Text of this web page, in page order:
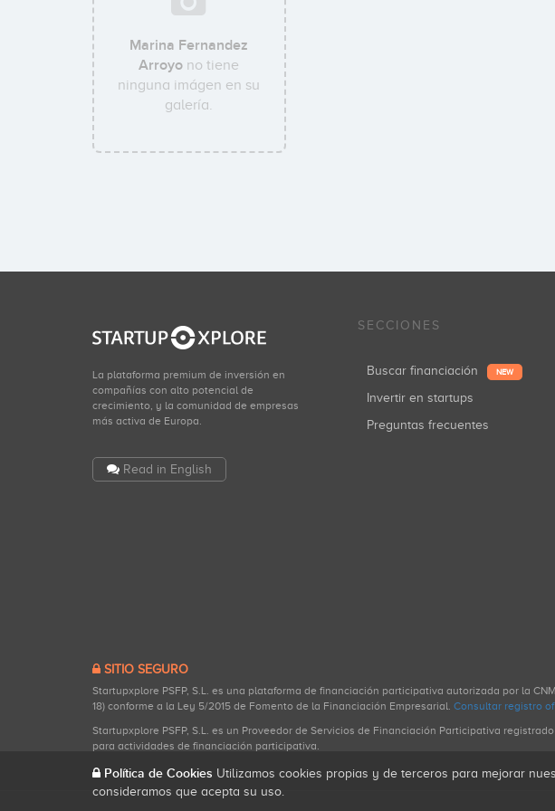
Marina Fernandez
Arroyo no tiene
ninguna imágen en su
galería.
La plataforma premium de inversión en
compañías con alto potencial de
crecimiento, y la comunidad de empresas
más activa de Europa.
Read in English
SECCIONES
Buscar financiación NEW
Invertir en startups
Preguntas frecuentes
SITIO SEGURO
Startupxplore PSFP, S.L. es una plataforma de financiación participativa autorizada por la
18) conforme a la Ley 5/2015 de Fomento de la Financiación Empresarial. Consultar registro
Startupxplore PSFP, S.L. es un Proveedor de Servicios de Financiación Participativa
para actividades de financiación participativa.
Política de Cookies Utilizamos cookies propias y de terceros para mejorar
consideramos que acepta su uso.